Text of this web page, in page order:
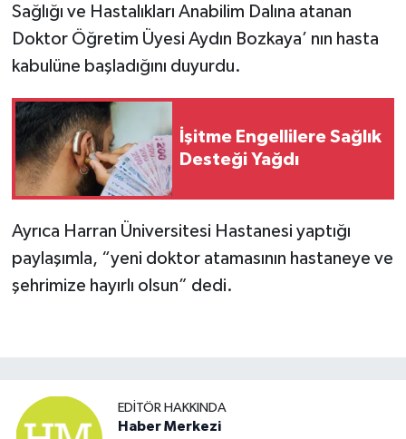
Sağlığı ve Hastalıkları Anabilim Dalına atanan
Doktor Öğretim Üyesi Aydın Bozkaya’ nın hasta
kabulüne başladığını duyurdu.
İşitme Engellilere Sağlık
Desteği Yağdı
Ayrıca Harran Üniversitesi Hastanesi yaptığı
paylaşımla, “yeni doktor atamasının hastaneye ve
şehrimize hayırlı olsun” dedi.
EDITÖR HAKKINDA
Haber Merkezi